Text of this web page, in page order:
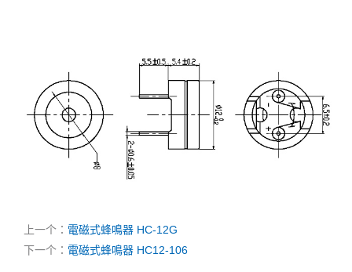
上一个： 電磁式蜂鳴器 HC-12G
下一个： 電磁式蜂鳴器 HC12-106